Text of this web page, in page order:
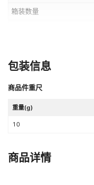
箱装数量
有可授权的自有品牌
是否有专利
包装信息
商品件重尺
重量(g)
10
商品详情